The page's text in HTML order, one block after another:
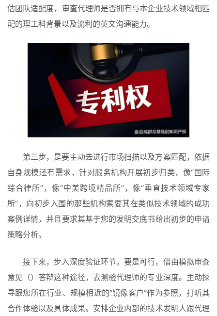
估团队适配度，审查代理师是否拥有与本企业技术领域相匹
配的理工科背景以及流利的英文沟通能力。
第三步，是要主动去进行市场扫描以及方案匹配，依据
自身规模还有需求，针对服务机构开展初步归类，像“国际
综合律所”，像“中美跨境精品所”，像“垂直技术领域专家
所”，向初步入围的那些机构索要其在类似技术领域的成功
案例详情，并且要求其基于您的发明交底书给出初步的申请
策略分析。
接下来，步入深度验证环节。要是可行，借由模拟审查
意见（）答辩这种途径，去测验代理师的专业深度。主动探
寻跟您所在行业、规模相近的“镜像客户”作为参照，打听其
合作体验以及具体成果。安排企业内部的技术发明人跟代理